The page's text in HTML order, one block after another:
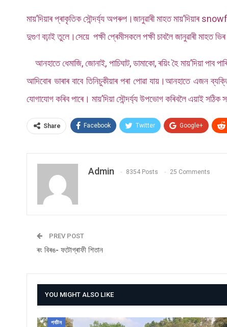
মায়’দিয়াৰ প্ৰাকৃতিক সৌন্দৰ্য্য অপৰুপ।জানুৱাৰী মাহত মায়’দিয়াৰ
দুগুণ বঢ়াই তুলে।সেয়ে পক্ষী প্ৰেমীসকলে পক্ষী চাবলৈ জানুৱাৰী মাহত ভিৰ
আনহাতে ধেমাজি, জোনাই, পাচিঘাট, ডামাকো, ৰয়িং হৈ মায়’দিয়া পাব
আদিবোৰ ভাৰাৰ বাবে তিনিচুকীয়াৰ পৰা পোৱা যায়।আনহাতে এজন
যোগাযোগ কৰিব পাৰে। মায়’দিয়া সৌন্দৰ্য্য উপভোগ কৰিবলৈ এয়াই
Share Facebook Twitter Google+
Admin 8354 Posts 25 Comments
PREV POST
ৰং বিৰঙ- ফটোগ্ৰাফী শিতান
YOU MIGHT ALSO LIKE
পৰ্যটন